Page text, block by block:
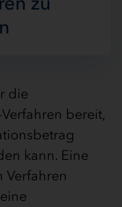
die
bereit,
kann. Eine
Verfahren